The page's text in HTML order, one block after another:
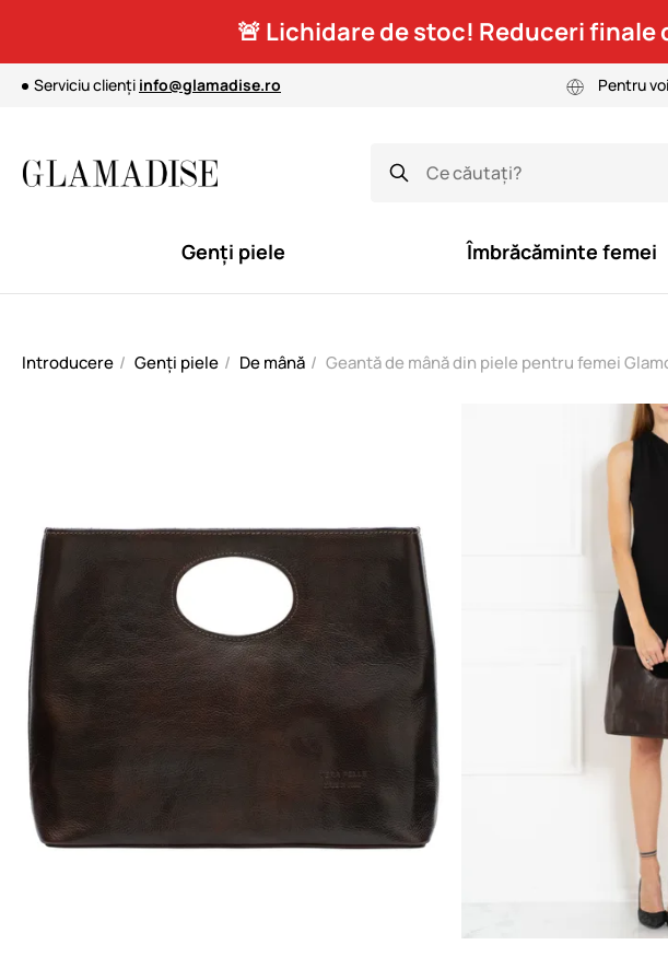
🚨 Lichidare de stoc! Reduceri finale
Serviciu clienți info@glamadise.ro Pentru
Genți piele Îmbrăcăminte femei
Introducere Genți piele De mână Geantă de mână din piele pentru femei